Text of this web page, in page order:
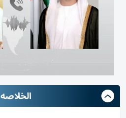
الخلاصه